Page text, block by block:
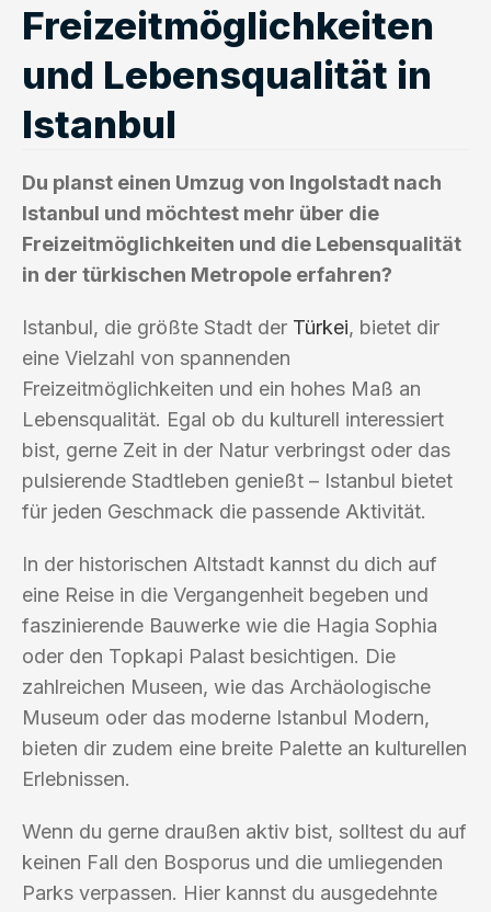
Freizeitmöglichkeiten
und Lebensqualität in
Istanbul
Du planst einen Umzug von Ingolstadt nach
Istanbul und möchtest mehr über die
Freizeitmöglichkeiten und die Lebensqualität
in der türkischen Metropole erfahren?
Istanbul, die größte Stadt der Türkei, bietet dir
eine Vielzahl von spannenden
Freizeitmöglichkeiten und ein hohes Maß an
Lebensqualität. Egal ob du kulturell interessiert
bist, gerne Zeit in der Natur verbringst oder das
pulsierende Stadtleben genießt – Istanbul bietet
für jeden Geschmack die passende Aktivität.
In der historischen Altstadt kannst du dich auf
eine Reise in die Vergangenheit begeben und
faszinierende Bauwerke wie die Hagia Sophia
oder den Topkapi Palast besichtigen. Die
zahlreichen Museen, wie das Archäologische
Museum oder das moderne Istanbul Modern,
bieten dir zudem eine breite Palette an kulturellen
Erlebnissen.
Wenn du gerne draußen aktiv bist, solltest du auf
keinen Fall den Bosporus und die umliegenden
Parks verpassen. Hier kannst du ausgedehnte